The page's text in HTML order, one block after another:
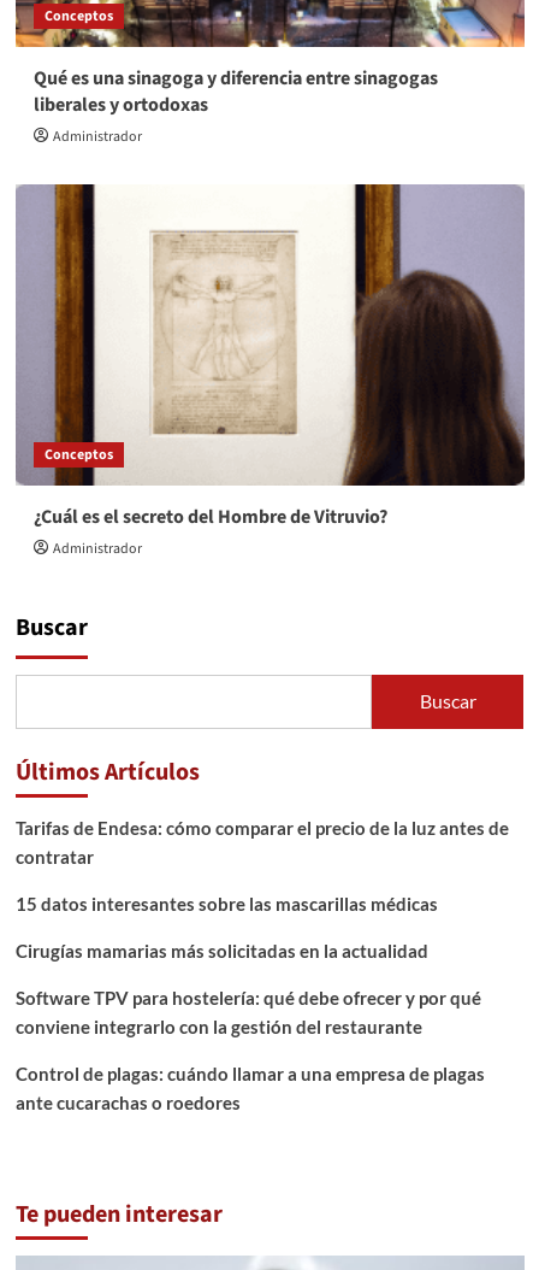
Conceptos
Qué es una sinagoga y diferencia entre sinagogas
liberales y ortodoxas
Administrador
Conceptos
¿Cuál es el secreto del Hombre de Vitruvio?
Administrador
Buscar
Buscar
Últimos Artículos
Tarifas de Endesa: cómo comparar el precio de la luz antes de
contratar
15 datos interesantes sobre las mascarillas médicas
Cirugías mamarias más solicitadas en la actualidad
Software TPV para hostelería: qué debe ofrecer y por qué
conviene integrarlo con la gestión del restaurante
Control de plagas: cuándo llamar a una empresa de plagas
ante cucarachas o roedores
Te pueden interesar